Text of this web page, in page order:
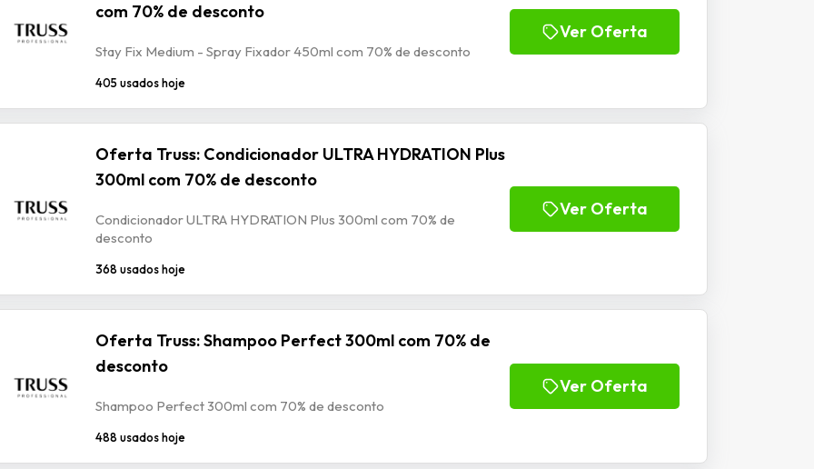
com 70% de desconto
Stay Fix Medium - Spray Fixador 450ml com 70% de desconto
405 usados hoje
Ver Oferta
Oferta Truss: Condicionador ULTRA HYDRATION Plus
300ml com 70% de desconto
Condicionador ULTRA HYDRATION Plus 300ml com 70% de
desconto
368 usados hoje
Ver Oferta
Oferta Truss: Shampoo Perfect 300ml com 70% de
desconto
Shampoo Perfect 300ml com 70% de desconto
488 usados hoje
Ver Oferta